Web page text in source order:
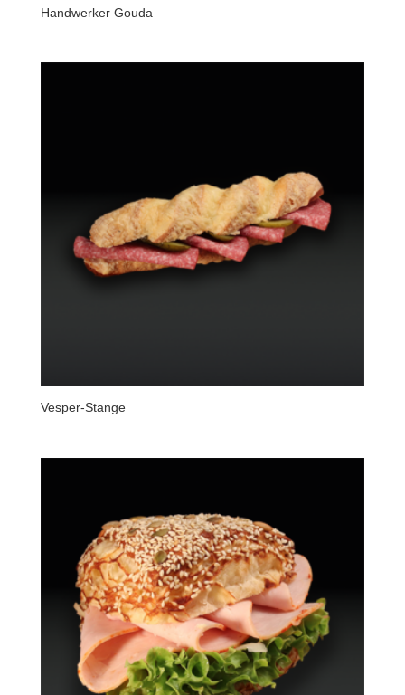
Handwerker Gouda
Vesper-Stange